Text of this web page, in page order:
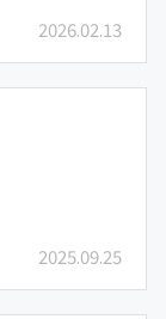
2026.02.13
2025.09.25